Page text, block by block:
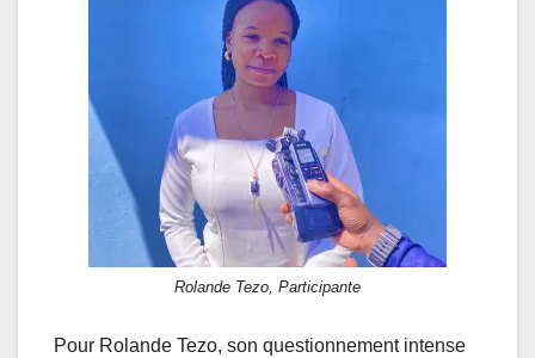
Rolande Tezo, Participante
Pour Rolande Tezo, son questionnement intense